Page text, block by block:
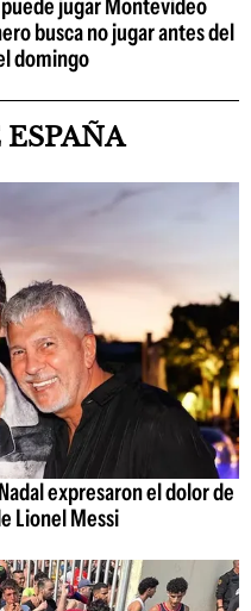
puede jugar Montevideo
busca no jugar antes del
domingo
expresaron el dolor de
Lionel Messi